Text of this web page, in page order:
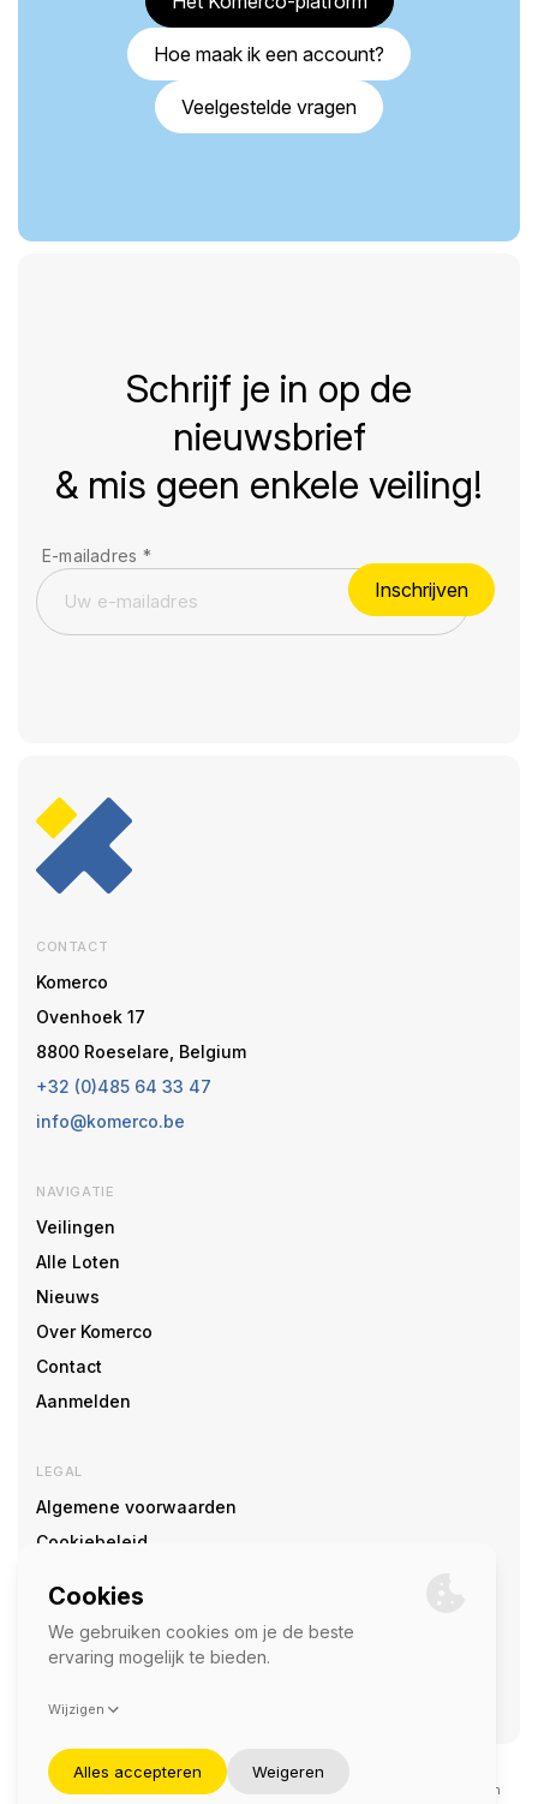
Hoe maak ik een account?
Veelgestelde vragen
Schrijf je in op de
nieuwsbrief
& mis geen enkele veiling!
E-mailadres *
Inschrijven
CONTACT
Komerco
Ovenhoek 17
8800 Roeselare, Belgium
+32 (0)485 64 33 47
info@komerco.be
NAVIGATIE
Veilingen
Alle Loten
Nieuws
Over Komerco
Contact
Aanmelden
LEGAL
Algemene voorwaarden
Cookiebeleid
SOCIAL
©2026 — Komerco
Deze site wordt beschermd door reCAPTCHA en het
en